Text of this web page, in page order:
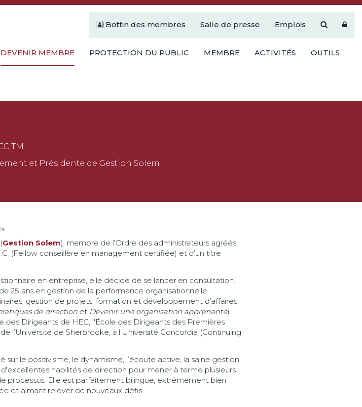
Bottin des membres Salle de presse Emplois
DEVENIR MEMBRE PROTECTION DU PUBLIC MEMBRE ACTIVITÉS OUTILS
TM
et Présidente de Gestion Solem
Gestion Solem), membre de l’Ordre des administrateurs agréés
(Fellow conseillère en management certifiée) et d’un titre
en entreprise, elle décide de se lancer en consultation.
25 ans en gestion de la performance organisationnelle,
gestion de projets, formation et développement d’affaires.
de direction et Devenir une organisation apprenante).
Dirigeants de HEC, l'École des Dirigeants des Premières
l’Université de Sherbrooke, à l’Université Concordia (Continuing
le positivisme, le dynamisme, l’écoute active, la saine gestion
habilités de direction pour mener à terme plusieurs
processus. Elle est parfaitement bilingue, extrêmement bien
et aimant relever de nouveaux défis.